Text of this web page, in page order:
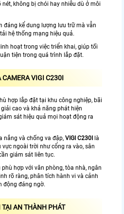
không bị chói hay nhiễu dù ở môi
đáng kể dung lượng lưu trữ mà vẫn
hệ thống mạng hiệu quả.
hoạt trong việc triển khai, giúp tối
tiện trong quá trình lắp đặt.
CAMERA VIGI C230I
hợp lắp đặt tại khu công nghiệp, bãi
cao và khả năng phát hiện
sát hiệu quả mọi hoạt động ra
nắng và chống va đập, VIGI C230I
là
vực ngoài trời như cổng ra vào, sân
giám sát liên tục.
phù hợp với văn phòng, tòa nhà, ngân
rõ ràng, phân tích hành vi và cảnh
động đáng ngờ.
AN THÀNH PHÁT